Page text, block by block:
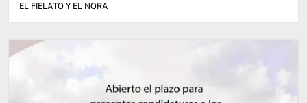
EL FIELATO Y EL NORA